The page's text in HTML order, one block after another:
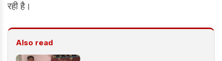
रही है।
Also read